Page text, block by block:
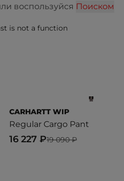
воспользуйся Поиском
is not a function
CARHARTT WIP
Regular Cargo Pant
19 090 ₽
16 227 ₽